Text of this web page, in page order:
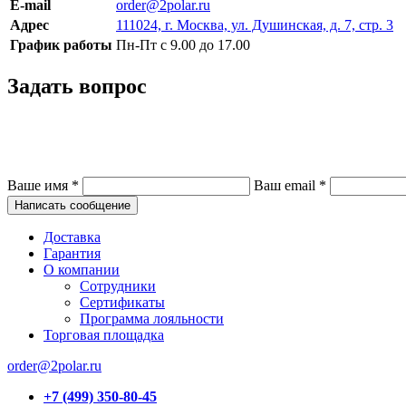
E-mail
order@2polar.ru
Адрес
111024, г. Москва, ул. Душинская, д. 7, стр. 3
График работы Пн-Пт с 9.00 до 17.00
Задать вопрос
Ваше имя * Ваш email *
Написать сообщение
Доставка
Гарантия
О компании
Сотрудники
Сертификаты
Программа лояльности
Торговая площадка
order@2polar.ru
+7 (499) 350-80-45